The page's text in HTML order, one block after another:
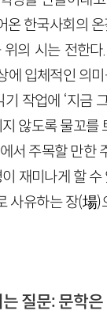
온 한국사회의
의 시는 전한
에 입체적인
작업에 ‘지금
않도록 물꼬를
서 주목할 만한
재미나게 할
사유하는 장(場
질문: 문학은